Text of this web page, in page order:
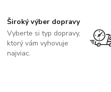
Široký výber dopravy
Vyberte si typ dopravy,
ktorý vám vyhovuje
najviac.